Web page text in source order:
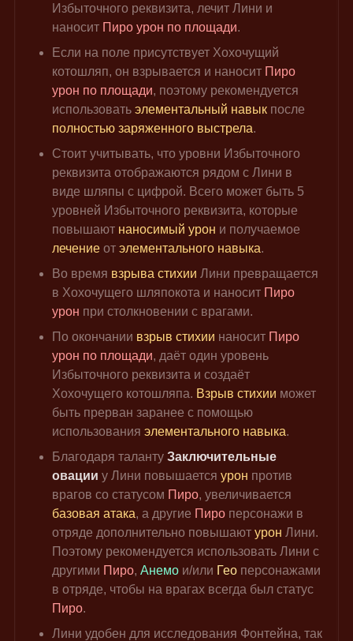
Избыточного реквизита, лечит Лини и
наносит Пиро урон по площади.
Если на поле присутствует Хохочущий
котошляп, он взрывается и наносит Пиро
урон по площади, поэтому рекомендуется
использовать элементальный навык после
полностью заряженного выстрела.
Стоит учитывать, что уровни Избыточного
реквизита отображаются рядом с Лини в
виде шляпы с цифрой. Всего может быть 5
уровней Избыточного реквизита, которые
повышают наносимый урон и получаемое
лечение от элементального навыка.
Во время взрыва стихии Лини превращается
в Хохочущего шляпокота и наносит Пиро
урон при столкновении с врагами.
По окончании взрыв стихии наносит Пиро
урон по площади, даёт один уровень
Избыточного реквизита и создаёт
Хохочущего котошляпа. Взрыв стихии может
быть прерван заранее с помощью
использования элементального навыка.
Благодаря таланту Заключительные
овации у Лини повышается урон против
врагов со статусом Пиро, увеличивается
базовая атака, а другие Пиро персонажи в
отряде дополнительно повышают урон Лини.
Поэтому рекомендуется использовать Лини с
другими Пиро, Анемо и/или Гео персонажами
в отряде, чтобы на врагах всегда был статус
Пиро.
Лини удобен для исследования Фонтейна, так